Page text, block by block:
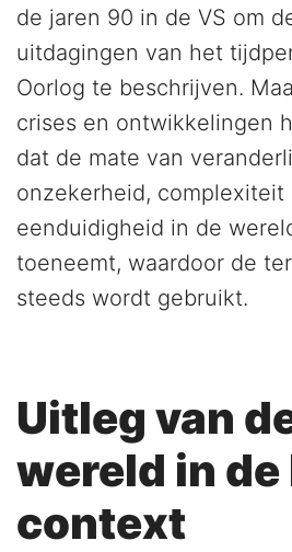
de jaren 90 in de VS om
uitdagingen van het
Oorlog te beschrijven.
crises en ontwikkelingen
dat de mate van
onzekerheid, complexiteit
eenduidigheid in de
toeneemt, waardoor de
steeds wordt gebruikt.
Uitleg van
wereld in
context